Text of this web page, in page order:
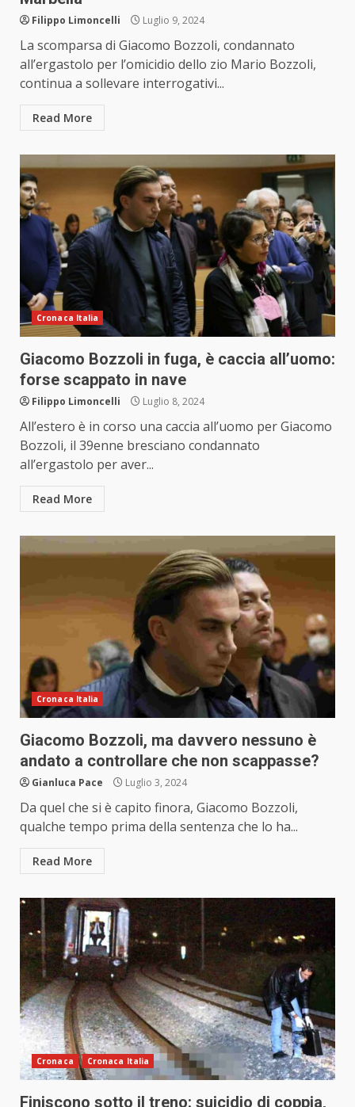
Filippo Limoncelli Luglio 9, 2024
La scomparsa di Giacomo Bozzoli, condannato
all’ergastolo per l’omicidio dello zio Mario Bozzoli,
continua a sollevare interrogativi...
Read More
Cronaca Italia
Giacomo Bozzoli in fuga, è caccia all’uomo:
forse scappato in nave
Filippo Limoncelli Luglio 8, 2024
All’estero è in corso una caccia all’uomo per Giacomo
Bozzoli, il 39enne bresciano condannato
all’ergastolo per aver...
Read More
Cronaca Italia
Giacomo Bozzoli, ma davvero nessuno è
andato a controllare che non scappasse?
Gianluca Pace Luglio 3, 2024
Da quel che si è capito finora, Giacomo Bozzoli,
qualche tempo prima della sentenza che lo ha...
Read More
Cronaca Cronaca Italia
Finiscono sotto il treno: suicidio di coppia,